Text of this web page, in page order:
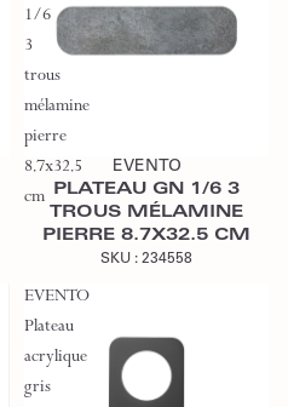
1/6
3
trous
mélamine
pierre
8.7x32.5
cm
EVENTO
PLATEAU GN 1/6 3
TROUS MÉLAMINE
PIERRE 8.7X32.5 CM
SKU : 234558
EVENTO
Plateau
acrylique
gris